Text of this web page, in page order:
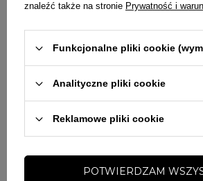
MĘŻCZYZNA
Potwierdź obecność oznaczeń lub
wymaganych przepisami
Rodzaj nakrycia głowy czapka z
ZADAJ PYTANIE
WYBRANE DLA
znaleźć także na stronie Prywatność i
Funkcjonalne pliki cookie
Analityczne pliki cookie
Reklamowe pliki cookie
POTWIERDZAM